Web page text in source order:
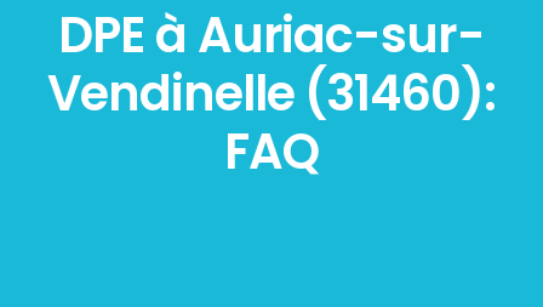
DPE à Auriac-sur-
Vendinelle (31460):
FAQ